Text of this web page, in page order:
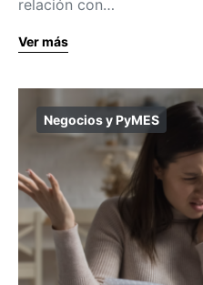
relación con…
Ver más
Negocios y PyMES